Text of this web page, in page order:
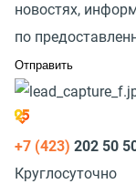
новостях,
по
+7 (423) 202 50
Круглосуточно